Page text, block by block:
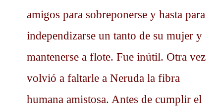
amigos para sobreponerse y hasta para
independizarse un tanto de su mujer y
mantenerse a flote. Fue inútil. Otra vez
volvió a faltarle a Neruda la fibra
humana amistosa. Antes de cumplir el